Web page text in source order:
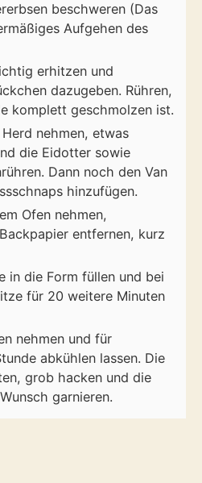
beschweren (Das
Aufgehen des
erhitzen und
dazugeben. Rühren,
komplett geschmolzen ist.
nehmen, etwas
die Eidotter sowie
Dann noch den Van
hinzufügen.
Ofen nehmen,
entfernen, kurz
in die Form füllen und bei
für 20 weitere Minuten
nehmen und für
abkühlen lassen. Die
grob hacken und die
garnieren.